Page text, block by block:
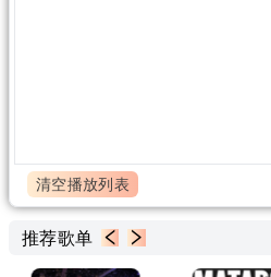
清空播放列表
推荐歌单